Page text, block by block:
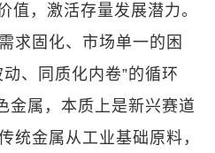
值，激活存量发展潜力。
求固化、市场单一的困
、同质化内卷”的循环
金属，本质上是新兴赛道
统金属从工业基础原料，